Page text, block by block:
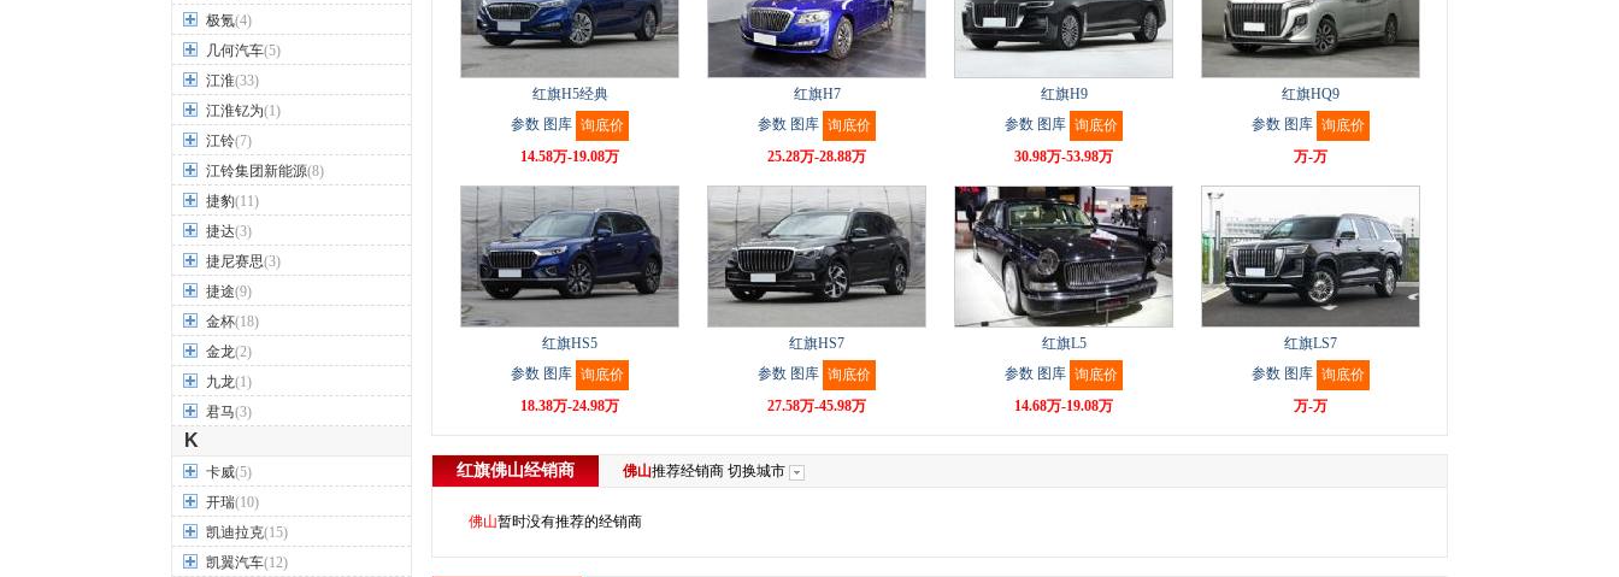
极氪(4)
几何汽车(5)
江淮(33)
江淮钇为(1)
江铃(7)
江铃集团新能源(8)
捷豹(11)
捷达(3)
捷尼赛思(3)
捷途(9)
金杯(18)
金龙(2)
九龙(1)
君马(3)
K
卡威(5)
开瑞(10)
凯迪拉克(15)
凯翼汽车(12)
红旗H5经典
参数 图库 询底价
14.58万-19.08万
红旗H7
参数 图库 询底价
25.28万-28.88万
红旗H9
参数 图库 询底价
30.98万-53.98万
红旗HQ9
参数 图库 询底价
万-万
红旗HS5
参数 图库 询底价
18.38万-24.98万
红旗HS7
参数 图库 询底价
27.58万-45.98万
红旗L5
参数 图库 询底价
14.68万-19.08万
红旗LS7
参数 图库 询底价
万-万
红旗佛山经销商 佛山推荐经销商 切换城市
佛山暂时没有推荐的经销商